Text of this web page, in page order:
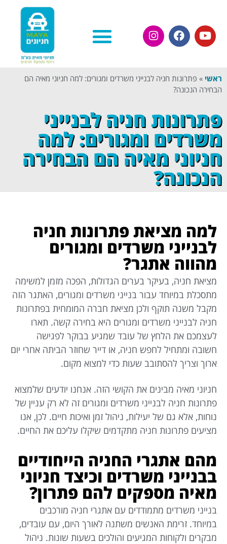
ראשי » פתרונות חניה לבנייני משרדים ומגורים: למה חניוני מאיה הם
הבחירה הנכונה?
פתרונות חניה לבנייני
משרדים ומגורים: למה
חניוני מאיה הם הבחירה
הנכונה?
למה מציאת פתרונות חניה
לבנייני משרדים ומגורים
מהווה אתגר?
מציאת חניה, בעיקר בערים הגדולות, הפכה מזמן למשימה
מתסכלת במיוחד עבור בנייני משרדים ומגורים, האתגר הזה
מקבל משנה תוקף ולכן מציאת חברה המומחית בפתרונות
חניה לבנייני משרדים ומגורים היא בחירה קשה. תארו
לעצמכם את הלחץ של עובד שמגיע בבוקר לפגישה
חשובה ומתחיל לחפש חניה, או דייר שחוזר הביתה אחרי יום
ארוך וצריך להסתובב שעות כדי למצוא מקום.
חניוני מאיה מבינים את הקושי הזה. אנחנו יודעים שלמצוא
פתרונות חניה לבנייני משרדים ומגורים זה לא רק עניין של
נוחות, אלא גם של יעילות, ניהול זמן ואיכות חיים. לכן, אנו
מציעים פתרונות חניה מתקדמים שיקלו עליכם את החיים.
מהם אתגרי החניה הייחודיים
בבנייני משרדים וכיצד חניוני
מאיה מספקים להם פתרון?
בנייני משרדים מתמודדים עם אתגרי חניה מורכבים
במיוחד. זרימת האנשים משתנה לאורך היום, עם עובדים,
מבקרים ולקוחות המגיעים והולכים בשעות שונות. ניהול